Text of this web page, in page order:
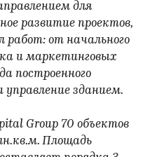
для
развитие проектов,
работ: от начального
и маркетинговых
построенного
зданием.
Group 70 объектов
Площадь